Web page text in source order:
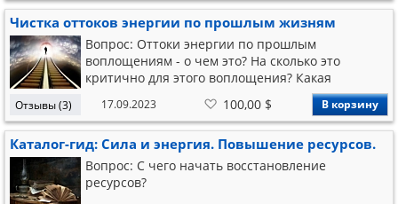
каких-то помещениях (дом, работа), можно
сделать Энергетическую чистку помещения, 1
уровня - это положительно вл
Чистка оттоков энергии по прошлым жизням
Вопрос: Оттоки энергии по прошлым
воплощениям - о чем это? На сколько это
критично для этого воплощения? Какая
процедура имеется ввиду? Ответ: За миллионы
лет эволюции наши останки покоятся в каких-то
местах или с положительной или негативной
энергетикой. В некоторых местах может быть
избыток эн
Отзывы (3) 17.09.2023 В
список
желаний
100,00 $ В корзину
Каталог-гид: Сила и энергия. Повышение ресурсов.
Вопрос: С чего начать восстановление
ресурсов?